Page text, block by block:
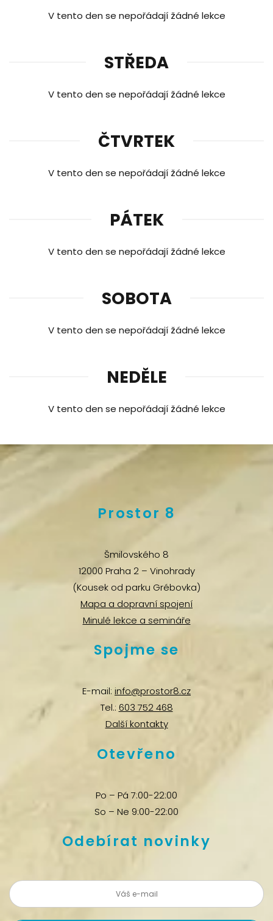
V tento den se nepořádají žádné lekce
STŘEDA
V tento den se nepořádají žádné lekce
ČTVRTEK
V tento den se nepořádají žádné lekce
PÁTEK
V tento den se nepořádají žádné lekce
SOBOTA
V tento den se nepořádají žádné lekce
NEDĚLE
V tento den se nepořádají žádné lekce
Prostor 8
Šmilovského 8
12000 Praha 2 – Vinohrady
(Kousek od parku Grébovka)
Mapa a dopravní spojení
Minulé lekce a semináře
Spojme se
E-mail: info@prostor8.cz
Tel.: 603 752 468
Další kontakty
Otevřeno
Po – Pá 7:00-22:00
So – Ne 9:00-22:00
Odebírat novinky